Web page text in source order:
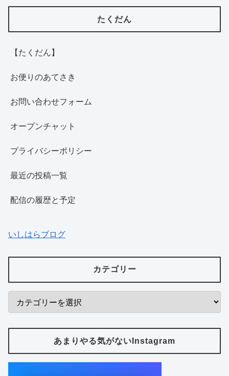
たくだん
【たくだん】
お便りのあてさき
お問い合わせフォーム
オープンチャット
プライバシーポリシー
最近の投稿一覧
配信の履歴と予定
いしはらブログ
カテゴリー
あまりやる気がないInstagram